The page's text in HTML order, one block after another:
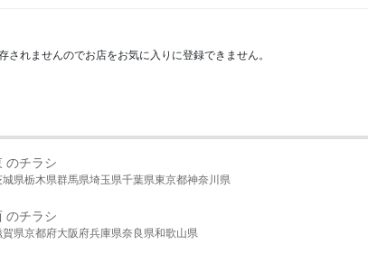
れませんのでお店をお気に入りに登録できません。
のチラシ
城県栃木県群馬県埼玉県千葉県東京都神奈川県
のチラシ
賀県京都府大阪府兵庫県奈良県和歌山県